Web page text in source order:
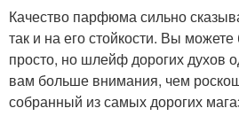
Качество парфюма сильно
так и на его стойкости. Вы
просто, но шлейф дорогих духов
вам больше внимания, чем
собранный из самых дорогих